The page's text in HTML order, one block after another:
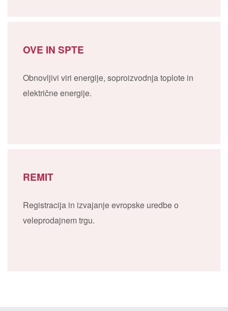
OVE IN SPTE
Obnovljivi viri energije, soproizvodnja toplote in
električne energije.
REMIT
Registracija in izvajanje evropske uredbe o
veleprodajnem trgu.